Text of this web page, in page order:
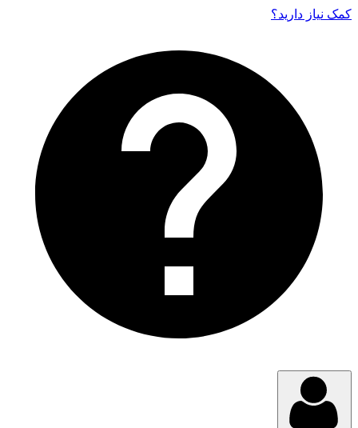
کمک نیاز دارید‌؟